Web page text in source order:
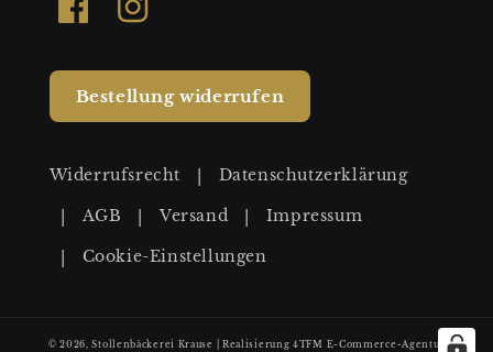
FacebookInstagram
Bestellung widerrufen
Widerrufsrecht Datenschutzerklärung
AGB Versand Impressum
Cookie-Einstellungen
© 2026,Stollenbäckerei Krause Realisierung4TFM E-Commerce-Agentur